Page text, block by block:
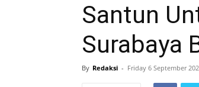
Santun
Surabaya
By Redaksi - Friday 6 September